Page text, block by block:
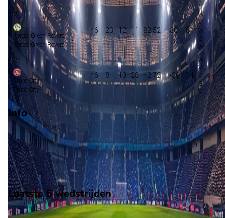
7
Forest Green Rovers
Forest Green Rovers
46 23 12 11 82:52 30 81
24
Truro City
Truro City
46 8 10 28 42:72 -30 34
Info
Op 6 april 2026 gaat Truro City de strijd aan met Forest Green
Rovers. De wedstrijd wordt afgetrapt om 14:00 en wordt
gespeeld in de National League.
Stadion: Truro Sports Hub
Scheidsrechter: Onbekend
Laatste 5 wedstrijden
H2H
Truro City